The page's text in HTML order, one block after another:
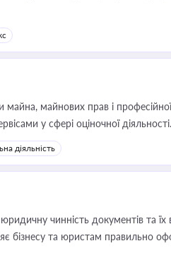
майнових прав і
у сфері оціночної
юриста або бухгалтера
і перевірки статусу суб'єктів
діяльність
чинність документів та
бізнесу та юристам правильно
органами влади та контрагентами